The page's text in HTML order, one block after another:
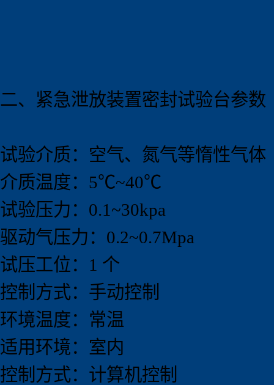
二、紧急泄放装置密封试验台参数
试验介质：空气、氮气等惰性气体
介质温度：5℃~40℃
试验压力：0.1~30kpa
驱动气压力：0.2~0.7Mpa
试压工位：1 个
控制方式：手动控制
环境温度：常温
适用环境：室内
控制方式：计算机控制